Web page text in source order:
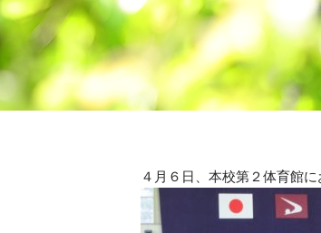
４月６日、本校第２体育館